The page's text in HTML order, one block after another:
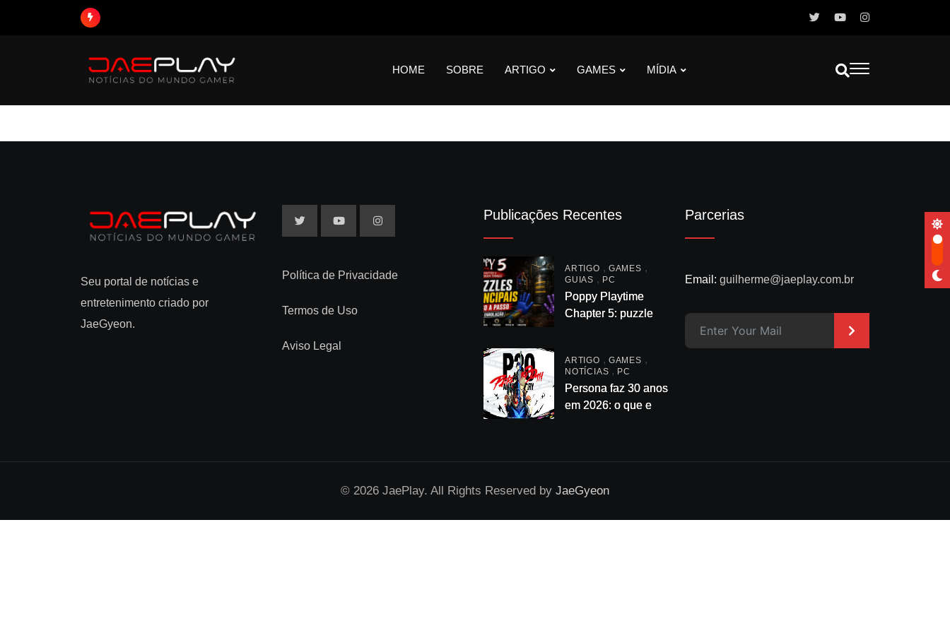
HOME SOBRE ARTIGO GAMES MÍDIA
Seu portal de notícias e
entretenimento criado por
JaeGyeon.
Política de Privacidade
Termos de Uso
Aviso Legal
Publicações Recentes
ARTIGO , GAMES ,
GUIAS , PC
Poppy Playtime
Chapter 5: puzzles
enrolação
ARTIGO , GAMES ,
NOTÍCIAS , PC
Persona faz 30 anos
em 2026: o que está
Parcerias
Email: guilherme@jaeplay.com.br
>
© 2026 JaePlay. All Rights Reserved by JaeGyeon